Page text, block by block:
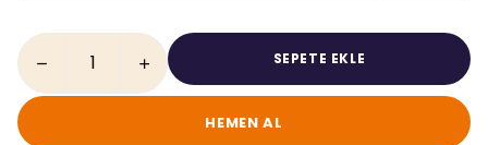
SEPETE EKLE
HEMEN AL